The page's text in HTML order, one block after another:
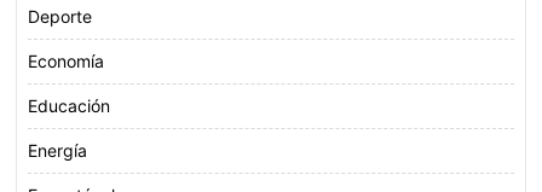
Deporte
Economía
Educación
Energía